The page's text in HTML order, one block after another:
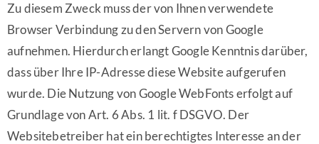
Zu diesem Zweck muss der von Ihnen verwendete
Browser Verbindung zu den Servern von Google
aufnehmen. Hierdurch erlangt Google Kenntnis darüber,
dass über Ihre IP-Adresse diese Website aufgerufen
wurde. Die Nutzung von Google WebFonts erfolgt auf
Grundlage von Art. 6 Abs. 1 lit. f DSGVO. Der
Websitebetreiber hat ein berechtigtes Interesse an der